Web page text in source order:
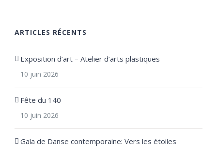
ARTICLES RÉCENTS
Exposition d’art – Atelier d’arts plastiques
10 juin 2026
Fête du 140
10 juin 2026
Gala de Danse contemporaine: Vers les étoiles